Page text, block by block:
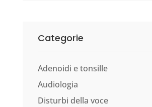
Categorie
Adenoidi e tonsille
Audiologia
Disturbi della voce